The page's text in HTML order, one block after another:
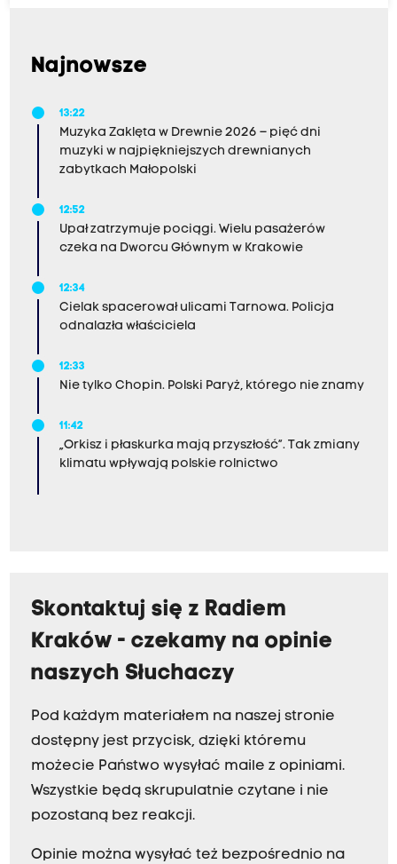
Najnowsze
13:22
Muzyka Zaklęta w Drewnie 2026 – pięć dni
muzyki w najpiękniejszych drewnianych
zabytkach Małopolski
12:52
Upał zatrzymuje pociągi. Wielu pasażerów
czeka na Dworcu Głównym w Krakowie
12:34
Cielak spacerował ulicami Tarnowa. Policja
odnalazła właściciela
12:33
Nie tylko Chopin. Polski Paryż, którego nie znamy
11:42
„Orkisz i płaskurka mają przyszłość”. Tak zmiany
klimatu wpływają polskie rolnictwo
Skontaktuj się z Radiem
Kraków - czekamy na opinie
naszych Słuchaczy
Pod każdym materiałem na naszej stronie
dostępny jest przycisk, dzięki któremu
możecie Państwo wysyłać maile z opiniami.
Wszystkie będą skrupulatnie czytane i nie
pozostaną bez reakcji.
Opinie można wysyłać też bezpośrednio na